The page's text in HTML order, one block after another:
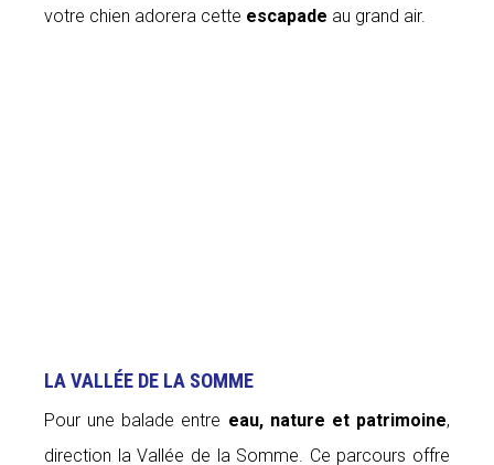
votre chien adorera cette escapade au grand air.
LA VALLÉE DE LA SOMME
Pour une balade entre eau, nature et patrimoine,
direction la Vallée de la Somme. Ce parcours offre